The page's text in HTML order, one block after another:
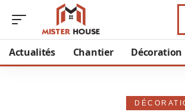
Actualités Chantier Décoration